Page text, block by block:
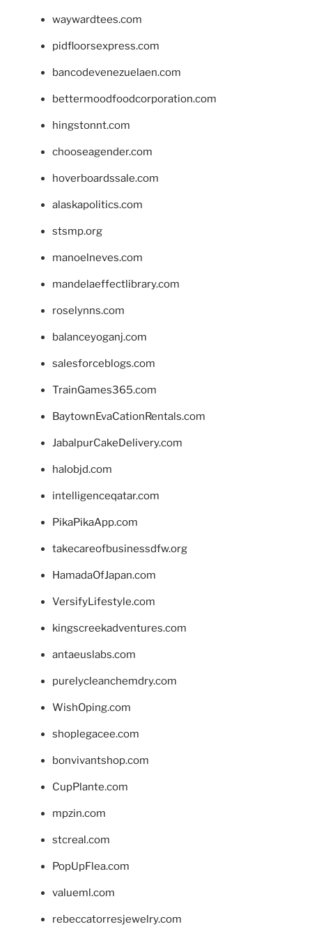
waywardtees.com
pidfloorsexpress.com
bancodevenezuelaen.com
bettermoodfoodcorporation.com
hingstonnt.com
chooseagender.com
hoverboardssale.com
alaskapolitics.com
stsmp.org
manoelneves.com
mandelaeffectlibrary.com
roselynns.com
balanceyoganj.com
salesforceblogs.com
TrainGames365.com
BaytownEvaCationRentals.com
JabalpurCakeDelivery.com
halobjd.com
intelligenceqatar.com
PikaPikaApp.com
takecareofbusinessdfw.org
HamadaOfJapan.com
VersifyLifestyle.com
kingscreekadventures.com
antaeuslabs.com
purelycleanchemdry.com
WishOping.com
shoplegacee.com
bonvivantshop.com
CupPlante.com
mpzin.com
stcreal.com
PopUpFlea.com
valueml.com
rebeccatorresjewelry.com